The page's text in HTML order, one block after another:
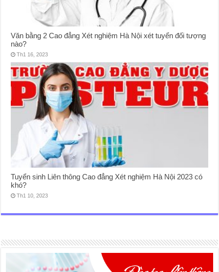
Văn bằng 2 Cao đẳng Xét nghiệm Hà Nội xét tuyển đối tượng
nào?
Th1 16, 2023
Tuyển sinh Liên thông Cao đẳng Xét nghiệm Hà Nội 2023 có
khó?
Th1 10, 2023